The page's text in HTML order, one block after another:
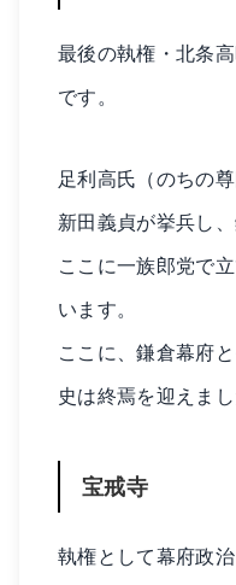
最後の執権・北条
です。
足利高氏（のちの
新田義貞が挙兵し
ここに一族郎党で
います。
ここに、鎌倉幕府
史は終焉を迎えまし
宝戒寺
執権として幕府政